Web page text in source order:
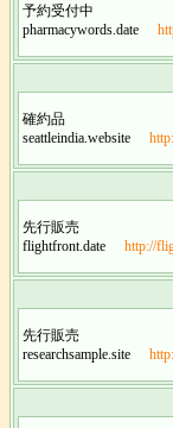
予約受付中
pharmacywords.date
確約品
seattleindia.website
先行販売
flightfront.date
http://
先行販売
researchsample.site